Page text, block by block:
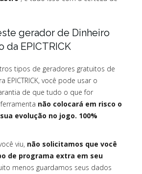
gerador de Dinheiro
da EPICTRICK
tipos de geradores gratuitos de
EPICTRICK, você pode usar o
de que tudo o que for
não colocará em risco o
evolução no jogo. 100%
viu, não solicitamos que você
de programa extra em seu
menos guardamos seus dados